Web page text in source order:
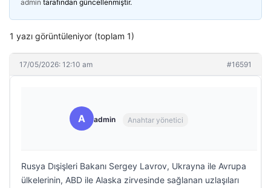
admin tarafından güncellenmiştir.
1 yazı görüntüleniyor (toplam 1)
17/05/2026: 12:10 am #16591
A admin Anahtar yönetici
Rusya Dışişleri Bakanı Sergey Lavrov, Ukrayna ile Avrupa
ülkelerinin, ABD ile Alaska zirvesinde sağlanan uzlaşıları